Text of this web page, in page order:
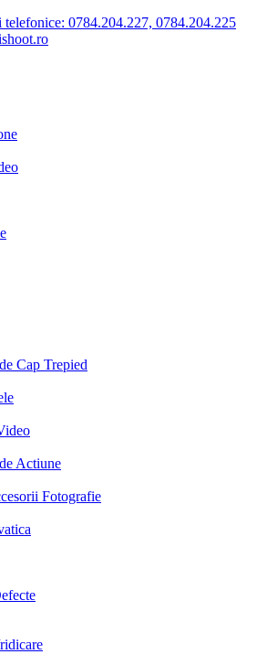
telefonice: 0784.204.227, 0784.204.225
Cap Trepied
Actiune
Fotografie